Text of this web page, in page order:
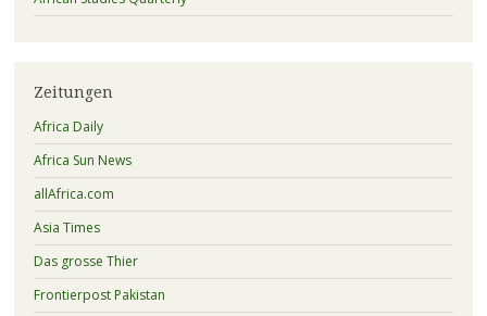
Zeitungen
Africa Daily
Africa Sun News
allAfrica.com
Asia Times
Das grosse Thier
Frontierpost Pakistan